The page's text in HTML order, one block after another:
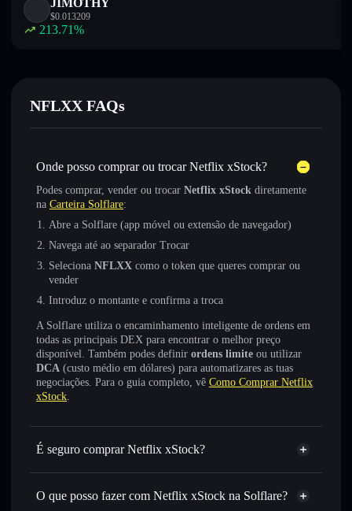
JIMOTHY
$0.013209
213.71%
NFLXX FAQs
Onde posso comprar ou trocar Netflix xStock?
Podes comprar, vender ou trocar Netflix xStock diretamente
na Carteira Solflare:
Abre a Solflare (app móvel ou extensão de navegador)
Navega até ao separador Trocar
Seleciona NFLXX como o token que queres comprar ou
vender
Introduz o montante e confirma a troca
A Solflare utiliza o encaminhamento inteligente de ordens em
todas as principais DEX para encontrar o melhor preço
disponível. Também podes definir ordens limite ou utilizar
DCA (custo médio em dólares) para automatizares as tuas
negociações. Para o guia completo, vê Como Comprar Netflix
xStock.
É seguro comprar Netflix xStock?
Netflix xStock token verificado
O que posso fazer com Netflix xStock na Solflare?